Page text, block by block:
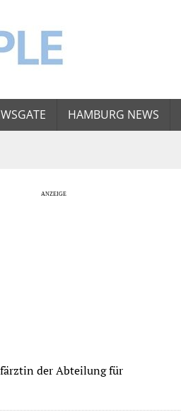
HAMBURG NEWS
der Abteilung für